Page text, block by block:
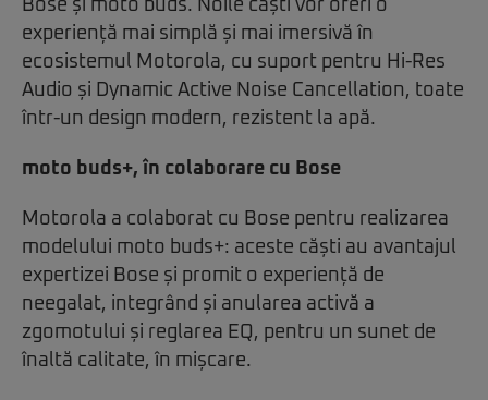
Bose și moto buds. Noile căști vor oferi o
experiență mai simplă și mai imersivă în
ecosistemul Motorola, cu suport pentru Hi-Res
Audio și Dynamic Active Noise Cancellation, toate
într-un design modern, rezistent la apă.
moto buds+, în colaborare cu Bose
Motorola a colaborat cu Bose pentru realizarea
modelului moto buds+: aceste căști au avantajul
expertizei Bose și promit o experiență de
neegalat, integrând și anularea activă a
zgomotului și reglarea EQ, pentru un sunet de
înaltă calitate, în mișcare.